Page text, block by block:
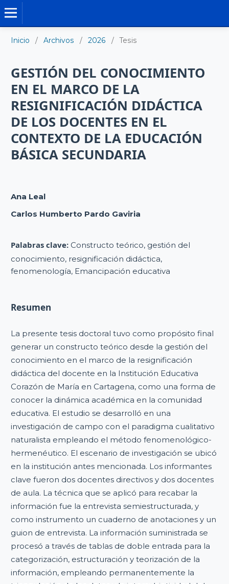
Inicio / Archivos / 2026 / Tesis
GESTIÓN DEL CONOCIMIENTO
EN EL MARCO DE LA
RESIGNIFICACIÓN DIDÁCTICA
DE LOS DOCENTES EN EL
CONTEXTO DE LA EDUCACIÓN
BÁSICA SECUNDARIA
Ana Leal
Carlos Humberto Pardo Gaviria
Palabras clave: Constructo teórico, gestión del
conocimiento, resignificación didáctica,
fenomenología, Emancipación educativa
Resumen
La presente tesis doctoral tuvo como propósito final
generar un constructo teórico desde la gestión del
conocimiento en el marco de la resignificación
didáctica del docente en la Institución Educativa
Corazón de María en Cartagena, como una forma de
conocer la dinámica académica en la comunidad
educativa. El estudio se desarrolló en una
investigación de campo con el paradigma cualitativo
naturalista empleando el método fenomenológico-
hermenéutico. El escenario de investigación se ubicó
en la institución antes mencionada. Los informantes
clave fueron dos docentes directivos y dos docentes
de aula. La técnica que se aplicó para recabar la
información fue la entrevista semiestructurada, y
como instrumento un cuaderno de anotaciones y un
guion de entrevista. La información suministrada se
procesó a través de tablas de doble entrada para la
categorización, estructuración y teorización de la
información, empleando permanentemente la